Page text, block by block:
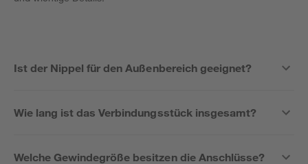
Ist der Nippel für den Außenbereich geeignet?
Wie lang ist das Verbindungsstück insgesamt?
Welche Gewindegröße besitzen die Anschlüsse?